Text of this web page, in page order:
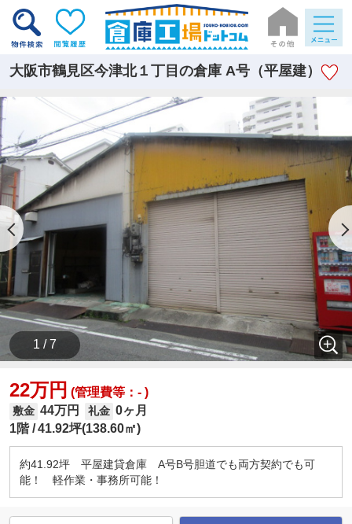
大阪市鶴見区今津北１丁目の倉庫 A号（平屋建）
1 / 7
22万円 (管理費等：- )
敷金 44万円 礼金 0ヶ月
1階 41.92坪(138.60㎡)
約41.92坪 平屋建貸倉庫 A号B号胆道でも両方契約でも可
能！ 軽作業・事務所可能！